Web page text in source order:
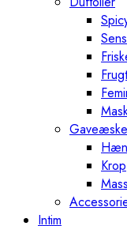
Krop
Intim